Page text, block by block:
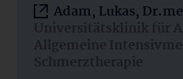
Adam, Lukas,
Universitätsklinik für
Allgemeine
Schmerztherapie